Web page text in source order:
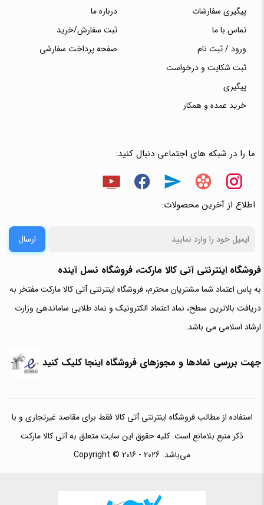
پیگیری سفارشات
تماس با ما
ورود / ثبت نام
ثبت شکایت و درخواست
پیگیری
خرید عمده و همکار
درباره ما
ثبت سفارش/خرید
صفحه پرداخت سفارشی
ما را در شبکه های اجتماعی دنبال کنید:
اطلاع از آخرین محصولات:
ارسال
فروشگاه اینترنتی آتی‌ کالا مارکت، فروشگاه نسل آینده
به پاس اعتماد شما مشتریان محترم، فروشگاه اینترنتی آتی کالا مارکت مفتخر به
دریافت بالاترین سطح، نماد اعتماد الکترونیک و نماد طلایی ساماندهی وزارت
ارشاد اسلامی می باشد.
جهت بررسی نمادها و مجوزهای فروشگاه اینجا کلیک کنید
استفاده از مطالب فروشگاه اینترنتی آتی کالا فقط برای مقاصد غیرتجاری و با
ذکر منبع بلامانع است. کلیه حقوق این سایت متعلق به آتی کالا مارکت
می‌باشد. Copyright © 2016 - 2026